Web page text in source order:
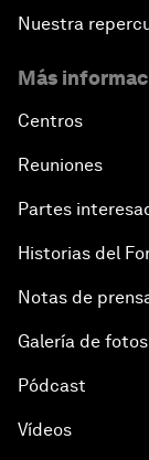
Nuestra
Más
Centros
Reuniones
Partes
Historias del
Notas de
Galería de fotos
Pódcast
Vídeos